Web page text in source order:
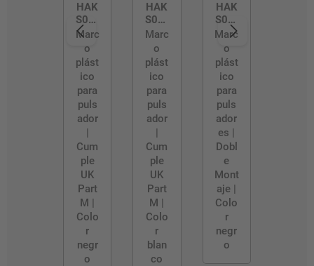
HAK
S01/
B
Marc
o
plást
ico
para
puls
ador
|
Cum
ple
UK
Part
M |
Colo
r
negr
o
HAK
S01/
W
Marc
o
plást
ico
para
puls
ador
|
Cum
ple
UK
Part
M |
Colo
r
blan
co
HAK
S02/
B
Marc
o
plást
ico
para
puls
ador
es |
Dobl
e
Mont
aje |
Colo
r
negr
o